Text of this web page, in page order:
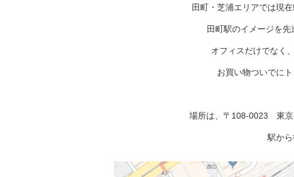
田町・芝浦エリアでは現
田町駅のイメージを先
オフィスだけでなく
お買い物ついでに
場所は、〒108-0023 東
駅から